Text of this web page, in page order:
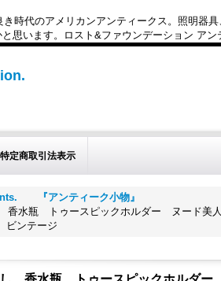
時代のアメリカンアンティークス。照明器
思います。ロスト&ファウンデーション ア
特定商取引法表示
『アンティーク小物』
香水瓶 トゥースピックホルダー ヌード
ンテージ